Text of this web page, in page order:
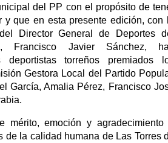
del PP con el propósito de
y que en esta presente edición, con
Director General de Deportes
Francisco Javier Sánchez,
torreños premiados
Gestora Local del Partido
García, Amalia Pérez, Francisco
mérito, emoción y agradecimiento
de la calidad humana de Las Torres